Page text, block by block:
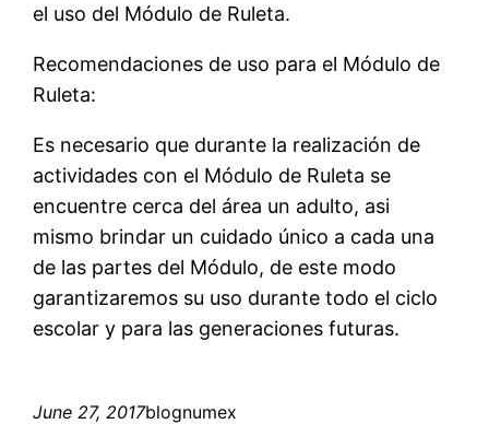
el uso del Módulo de Ruleta.
Recomendaciones de uso para el Módulo de
Ruleta:
Es necesario que durante la realización de
actividades con el Módulo de Ruleta se
encuentre cerca del área un adulto, asi
mismo brindar un cuidado único a cada una
de las partes del Módulo, de este modo
garantizaremos su uso durante todo el ciclo
escolar y para las generaciones futuras.
June 27, 2017blognumex